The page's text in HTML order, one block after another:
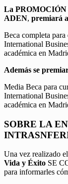
La PROMOCIÓN
ADEN, premiará
Beca completa para
International
académica en
Además se
Media Beca para
International
académica en
SOBRE LA
Una vez realizado
Vida y Éxito SE
para informarles